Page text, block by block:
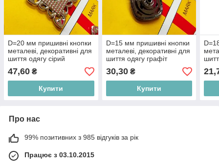
D=20 мм пришивні кнопки
металеві, декоративні для
шиття одягу сірий
47,60 ₴
Купити
D=15 мм пришивні кнопки
металеві, декоративні для
шиття одягу графіт
30,30₴
Купити
Про нас
99% позитивних з 985 відгуків за рік
Працює з 03.10.2015